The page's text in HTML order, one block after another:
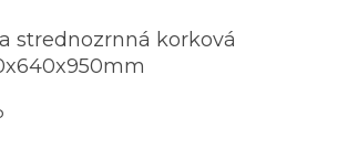
strednozrnná korková